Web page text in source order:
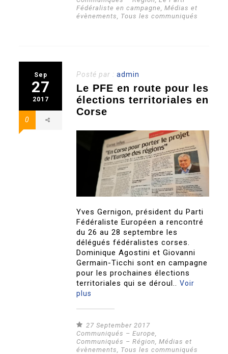
Fédéraliste en campagne ,Médias et
évènements
Tous les communiqués
Sep
27
2017
0
Posté par :admin
Le PFE en route pour les
élections territoriales en
Corse
Yves Gernigon, président du Parti
Fédéraliste Européen a rencontré
du 26 au 28 septembre les
délégués fédéralistes corses.
Dominique Agostini et Giovanni
Germain-Ticchi sont en campagne
pour les prochaines élections
territoriales qui se déroul..Voir
plus
27 September 2017
Communiqués – Europe
Communiqués – Région ,Médias et
évènements
Tous les communiqués